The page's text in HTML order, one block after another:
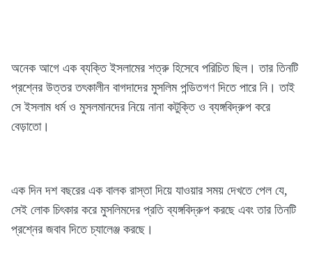
অনেক আগে এক ব্যক্তি ইসলামের শত্রু হিসেবে পরিচিত ছিল। তার তিনটি
প্রশ্নের উত্তর তৎকালীন বাগদাদের মুসলিম পন্ডিতগণ দিতে পারে নি। তাই
সে ইসলাম ধর্ম ও মুসলমানদের নিয়ে নানা কটুক্তি ও ব্যঙ্গবিদ্রুপ করে
বেড়াতো।
এক দিন দশ বছরের এক বালক রাস্তা দিয়ে যাওয়ার সময় দেখতে পেল যে,
সেই লোক চিৎকার করে মুসলিমদের প্রতি ব্যঙ্গবিদ্রুপ করছে এবং তার তিনটি
প্রশ্নের জবাব দিতে চ্যালেঞ্জ করছে।